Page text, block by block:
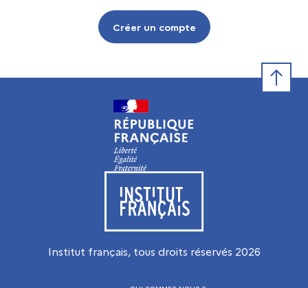
Créer un compte
Visiter le site de l’Institut français
Institut français, tous droits réservés 2026